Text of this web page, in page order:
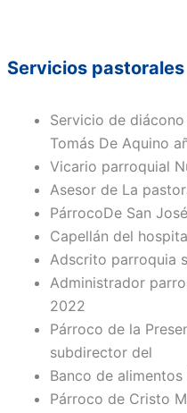
Servicios pastorales
Servicio de
Tomás De Aquino
Vicario parroquial
Asesor de La
PárrocoDe San
Capellán del
Adscrito parroquia
Administrador
2022
Párroco de la
subdirector del
Banco de
Párroco de Cristo